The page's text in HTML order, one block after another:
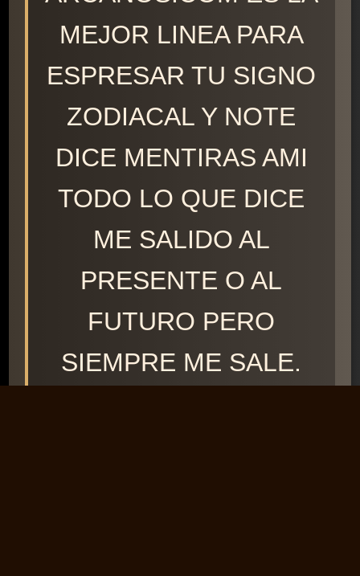
MEJOR LINEA PARA
ESPRESAR TU SIGNO
ZODIACAL Y NOTE
DICE MENTIRAS AMI
TODO LO QUE DICE
ME SALIDO AL
PRESENTE O AL
FUTURO PERO
SIEMPRE ME SALE.